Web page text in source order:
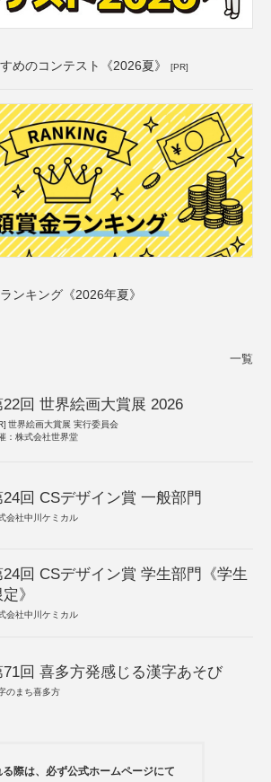
めのコンテスト《2026夏》 [PR]
ンキング《2026年夏》
一覧
22回 世界絵画大賞展 2026
世界絵画大賞展 実行委員会
：株式会社世界堂
24回 CSデザイン賞 一般部門
会社中川ケミカル
24回 CSデザイン賞 学生部門《学生
》
会社中川ケミカル
71回 喜多方発感じる漢字あそび
のまち喜多方
る際は、必ず公式ホームページにて